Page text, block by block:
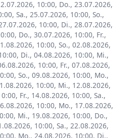
10:00, Do., 23.07.2026,
, Sa., 25.07.2026, 10:00, So.,
10:00, Di., 28.07.2026,
, Do., 30.07.2026, 10:00, Fr.,
10:00, So., 02.08.2026,
, Di., 04.08.2026, 10:00, Mi.,
10:00, Fr., 07.08.2026,
, So., 09.08.2026, 10:00, Mo.,
10:00, Mi., 12.08.2026,
, Fr., 14.08.2026, 10:00, Sa.,
10:00, Mo., 17.08.2026,
, Mi., 19.08.2026, 10:00, Do.,
10:00, Sa., 22.08.2026,
, Mo., 24.08.2026, 10:00, Di.,